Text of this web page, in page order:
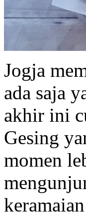
Jogja
ada saja
akhir ini
Gesing
momen